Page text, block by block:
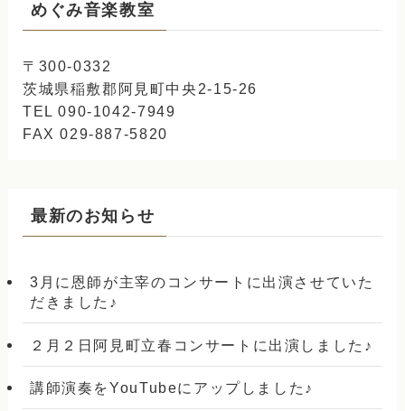
めぐみ音楽教室
〒300-0332
茨城県稲敷郡阿見町中央2-15-26
TEL 090-1042-7949
FAX 029-887-5820
最新のお知らせ
3月に恩師が主宰のコンサートに出演させていた
だきました♪
２月２日阿見町立春コンサートに出演しました♪
講師演奏をYouTubeにアップしました♪